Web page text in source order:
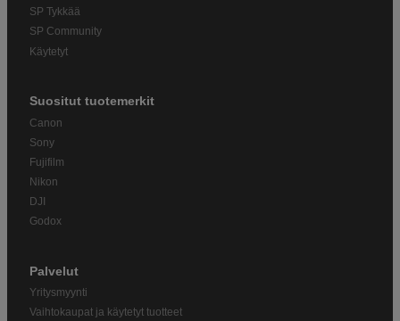
SP Tykkää
SP Community
Käytetyt
Suositut tuotemerkit
Canon
Sony
Fujifilm
Nikon
DJI
Godox
Palvelut
Yritysmyynti
Vaihtokaupat ja käytetyt tuotteet